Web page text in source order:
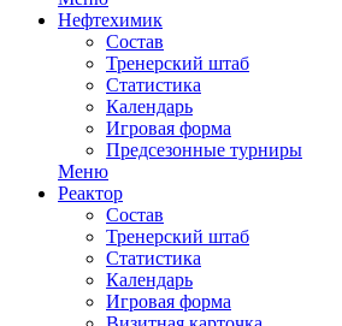
Нефтехимик
Состав
Тренерский штаб
Статистика
Календарь
Игровая форма
Предсезонные турниры
Меню
Реактор
Состав
Тренерский штаб
Статистика
Календарь
Игровая форма